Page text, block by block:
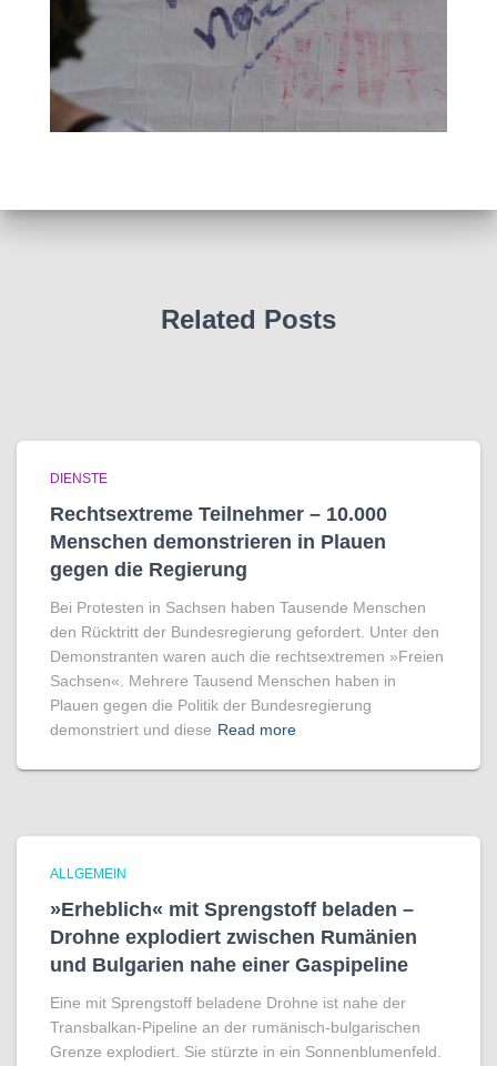
Related Posts
DIENSTE
Rechtsextreme Teilnehmer – 10.000
Menschen demonstrieren in Plauen
gegen die Regierung
Bei Protesten in Sachsen haben Tausende Menschen
den Rücktritt der Bundesregierung gefordert. Unter den
Demonstranten waren auch die rechtsextremen »Freien
Sachsen«. Mehrere Tausend Menschen haben in
Plauen gegen die Politik der Bundesregierung
demonstriert und diese Read more
ALLGEMEIN
»Erheblich« mit Sprengstoff beladen –
Drohne explodiert zwischen Rumänien
und Bulgarien nahe einer Gaspipeline
Eine mit Sprengstoff beladene Drohne ist nahe der
Transbalkan-Pipeline an der rumänisch-bulgarischen
Grenze explodiert. Sie stürzte in ein Sonnenblumenfeld.